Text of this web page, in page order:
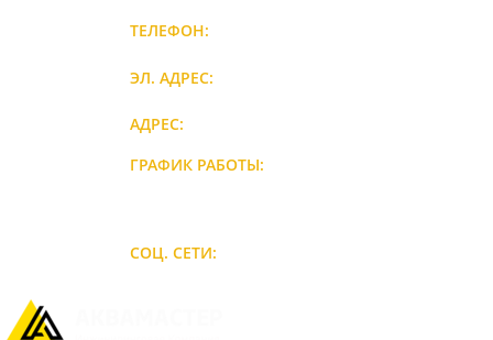
ТЕЛЕФОН:
ЭЛ. АДРЕС:
АДРЕС:
ГРАФИК РАБОТЫ:
СОЦ. СЕТИ: